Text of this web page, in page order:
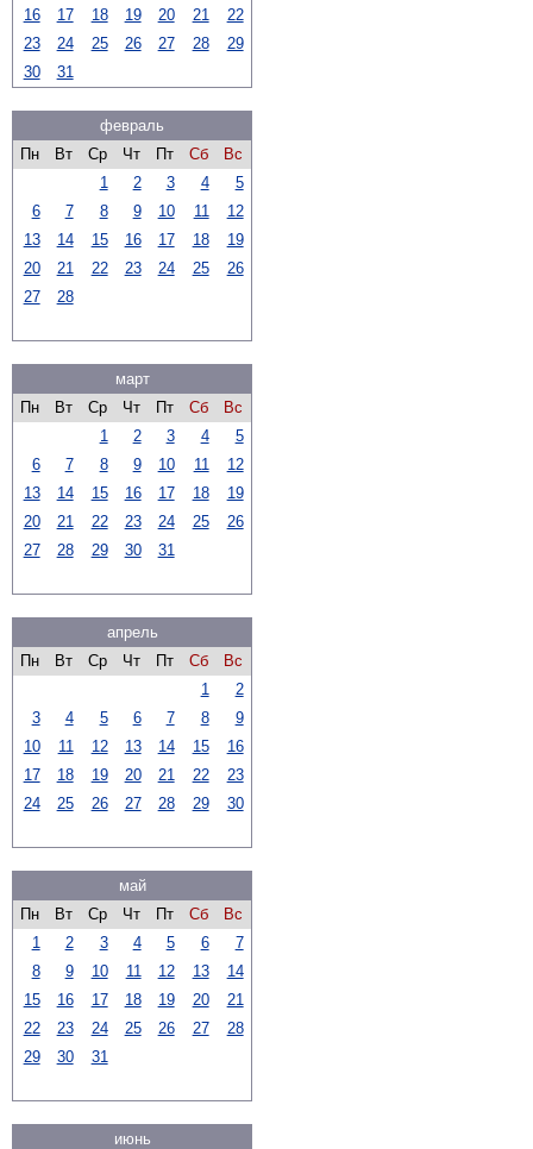
16
17 18 19 20 21
22
23
24 25 26 27 28
29
30
31
февраль
Пн
Вт Ср Чт Пт Сб
Вс
1
2 3 4
5
6
7 8 9 10 11
12
13
14 15 16 17 18
19
20
21 22 23 24 25
26
27
28
март
Пн
Вт Ср Чт Пт Сб
Вс
1
2 3 4
5
6
7 8 9 10 11
12
13
14 15 16 17 18
19
20
21 22 23 24 25
26
27
28 29 30 31
апрель
Пн
Вт Ср Чт Пт Сб
Вс
1
2
3
4 5 6 7 8
9
10
11 12 13 14 15
16
17
18 19 20 21 22
23
24
25 26 27 28 29 30
май
Пн
Вт Ср Чт Пт Сб
Вс
1
2 3 4 5 6
7
8
9 10 11 12 13
14
15
16 17 18 19 20
21
22
23 24 25 26 27
28
29
30 31
июнь